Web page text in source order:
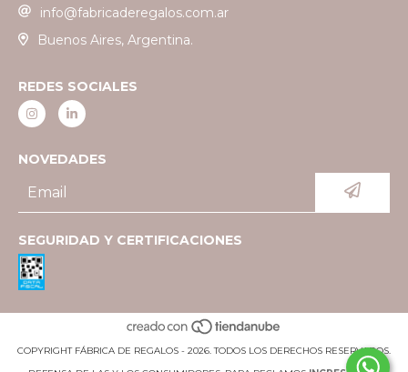
info@fabricaderegalos.com.ar
Buenos Aires, Argentina.
REDES SOCIALES
NOVEDADES
SEGURIDAD Y CERTIFICACIONES
COPYRIGHT FÁBRICA DE REGALOS - 2026. TODOS LOS DERECHOS RESERVADOS.